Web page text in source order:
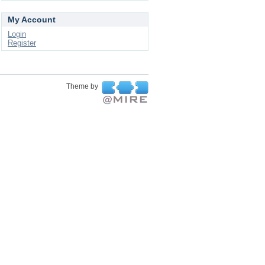
My Account
Login
Register
Theme by